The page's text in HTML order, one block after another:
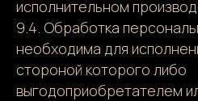
исполнительном
9.4. Обработка
необходима для
стороной которого либо
выгодоприобретателем